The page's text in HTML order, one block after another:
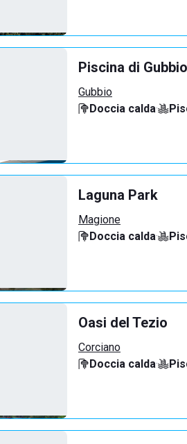
Piscina di Gubbio
Gubbio
Doccia calda·
Laguna Park
Magione
Doccia calda·
Oasi del Tezio
Corciano
Doccia calda·